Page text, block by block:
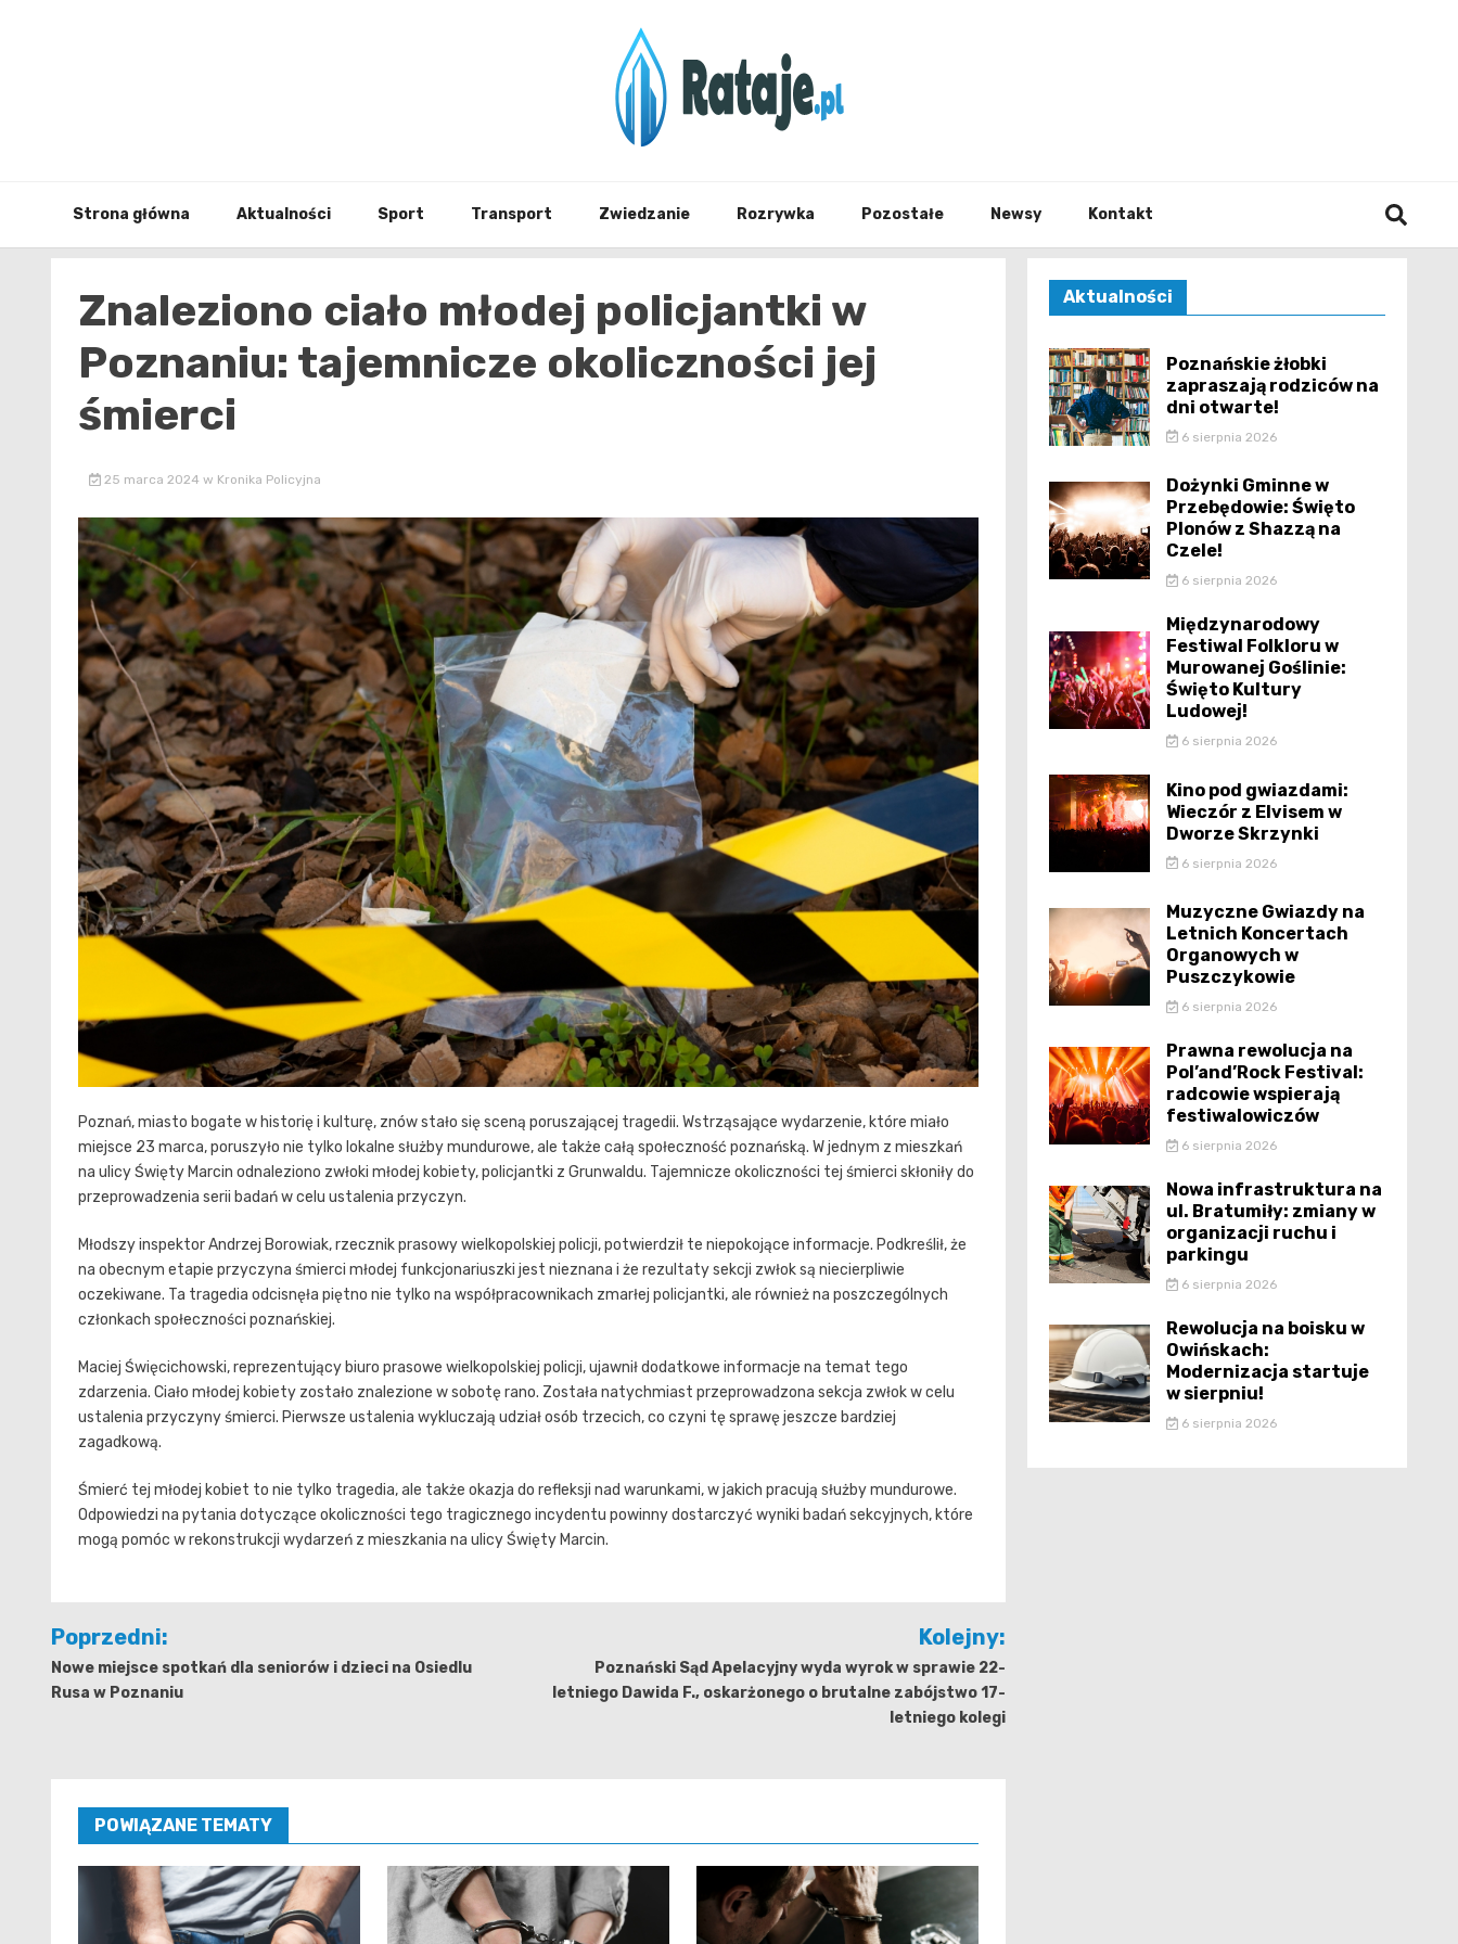
Rataje.pl
Strona główna Aktualności Sport Transport Zwiedzanie Rozrywka Pozostałe Newsy Kontakt
Znaleziono ciało młodej policjantki w
Poznaniu: tajemnicze okoliczności jej
śmierci
25 marca 2024 w Kronika Policyjna
Poznań, miasto bogate w historię i kulturę, znów stało się sceną poruszającej tragedii. Wstrząsające wydarzenie, które miało
miejsce 23 marca, poruszyło nie tylko lokalne służby mundurowe, ale także całą społeczność poznańską. W jednym z mieszkań
na ulicy Święty Marcin odnaleziono zwłoki młodej kobiety, policjantki z Grunwaldu. Tajemnicze okoliczności tej śmierci skłoniły do
przeprowadzenia serii badań w celu ustalenia przyczyn.
Młodszy inspektor Andrzej Borowiak, rzecznik prasowy wielkopolskiej policji, potwierdził te niepokojące informacje. Podkreślił, że
na obecnym etapie przyczyna śmierci młodej funkcjonariuszki jest nieznana i że rezultaty sekcji zwłok są niecierpliwie
oczekiwane. Ta tragedia odcisnęła piętno nie tylko na współpracownikach zmarłej policjantki, ale również na poszczególnych
członkach społeczności poznańskiej.
Maciej Święcichowski, reprezentujący biuro prasowe wielkopolskiej policji, ujawnił dodatkowe informacje na temat tego
zdarzenia. Ciało młodej kobiety zostało znalezione w sobotę rano. Została natychmiast przeprowadzona sekcja zwłok w celu
ustalenia przyczyny śmierci. Pierwsze ustalenia wykluczają udział osób trzecich, co czyni tę sprawę jeszcze bardziej
zagadkową.
Śmierć tej młodej kobiet to nie tylko tragedia, ale także okazja do refleksji nad warunkami, w jakich pracują służby mundurowe.
Odpowiedzi na pytania dotyczące okoliczności tego tragicznego incydentu powinny dostarczyć wyniki badań sekcyjnych, które
mogą pomóc w rekonstrukcji wydarzeń z mieszkania na ulicy Święty Marcin.
Nawigacja
wpisu
Poprzedni:
Nowe miejsce spotkań dla seniorów i dzieci na Osiedlu
Rusa w Poznaniu
Kolejny:
Poznański Sąd Apelacyjny wyda wyrok w sprawie 22-
letniego Dawida F., oskarżonego o brutalne zabójstwo 17-
letniego kolegi
POWIĄZANE TEMATY
Aktualności
Poznańskie żłobki
zapraszają rodziców na
dni otwarte!
6 sierpnia 2026
Dożynki Gminne w
Przebędowie: Święto
Plonów z Shazzą na
Czele!
6 sierpnia 2026
Międzynarodowy
Festiwal Folkloru w
Murowanej Goślinie:
Święto Kultury
Ludowej!
6 sierpnia 2026
Kino pod gwiazdami:
Wieczór z Elvisem w
Dworze Skrzynki
6 sierpnia 2026
Muzyczne Gwiazdy na
Letnich Koncertach
Organowych w
Puszczykowie
6 sierpnia 2026
Prawna rewolucja na
Pol’and’Rock Festival:
radcowie wspierają
festiwalowiczów
6 sierpnia 2026
Nowa infrastruktura na
ul. Bratumiły: zmiany w
organizacji ruchu i
parkingu
6 sierpnia 2026
Rewolucja na boisku w
Owińskach:
Modernizacja startuje
w sierpniu!
6 sierpnia 2026